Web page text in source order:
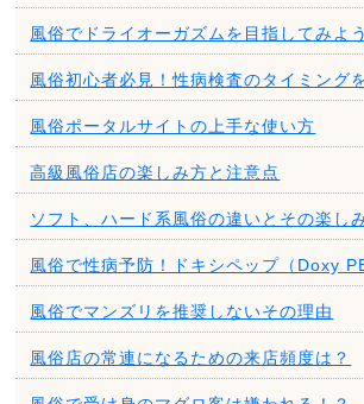
風俗でドライオーガズムを目指してみよう
風俗初心者必見！性病検査のタイミング
風俗ポータルサイトの上手な使い方
高級風俗店の楽しみ方と注意点
ソフト、ハード系風俗の違いとその楽し
風俗で性病予防！ドキシペップ（Doxy
風俗でマンズリを推奨しないその理由
風俗店の常連になるための来店頻度は？